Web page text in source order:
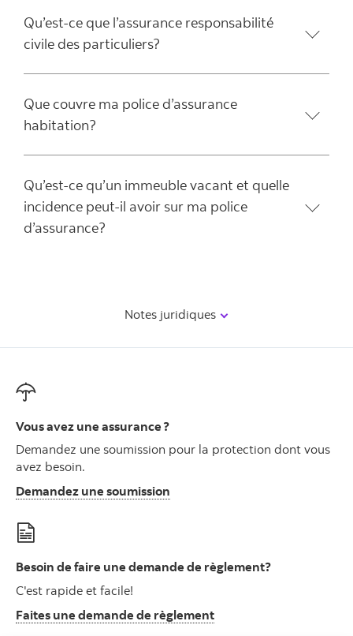
Qu’est-ce que l’assurance responsabilité
civile des particuliers?
Que couvre ma police d’assurance
habitation?
Qu’est-ce qu’un immeuble vacant et quelle
incidence peut-il avoir sur ma police
d’assurance?
Notes juridiques
Vous avez une assurance ?
Demandez une soumission pour la protection dont vous
avez besoin.
Demandez une soumission
Besoin de faire une demande de règlement?
C'est rapide et facile!
Faites une demande de règlementLa page de demandez